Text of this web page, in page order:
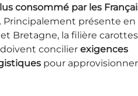
consommé par les
Principalement présente en
Bretagne, la filière carottes
concilier exigences
pour